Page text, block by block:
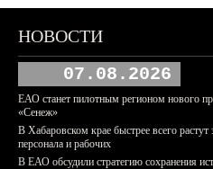
НОВОСТИ
07.08.2026
ЕАО станет пилотным регионом нового
«Сенеж»
В Хабаровском крае быстрее всего
персонала и рабочих
В ЕАО обсудили стратегию сохранения